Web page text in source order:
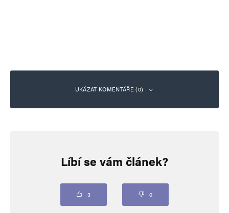
UKÁZAT KOMENTÁŘE (0)
Vaše e-mailová adresa nebude zveřejněna. Vyžadované informace jsou
Líbí se vám článek?
3 0